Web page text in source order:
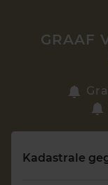
Vragen? Neem
088 220
GRAAF
Kadastrale